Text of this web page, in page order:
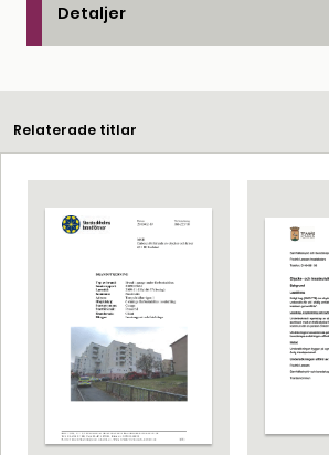
Detaljer
Relaterade titlar